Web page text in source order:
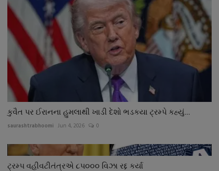
કુવૈત પર ઈરાનના હુમલાથી ખાડી દેશો ભડકયા ટ્રમ્પે કહ્યું...
saurashtrabhoomi Jun 4, 2026 0
ટ્રમ્પ વહીવટીતંત્રએ ૮પ૦૦૦ વિઝા રદ્દ કર્યા